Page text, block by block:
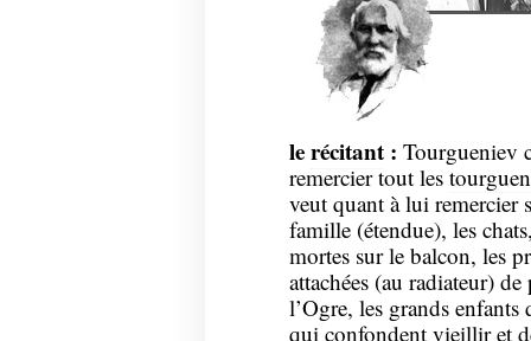
lerécitant: Tourgueniev
remercier tout les
veut quant à lui remercier
famille (étendue), les
mortes sur le balcon, les
attachées (au radiateur) de
l’Ogre, les grands
qui confondent vieillir et